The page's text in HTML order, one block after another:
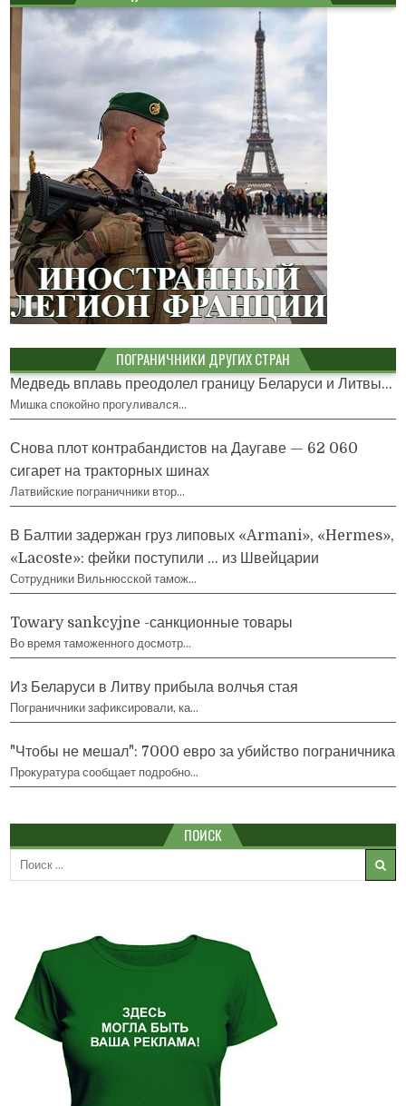
ПОГРАНИЧНИКИ ДРУГИХ СТРАН
Медведь вплавь преодолел границу Беларуси и Литвы...
Мишка спокойно прогуливался…
Снова плот контрабандистов на Даугаве — 62 060
сигарет на тракторных шинах
Латвийские пограничники втор…
В Балтии задержан груз липовых «Armani», «Hermes»,
«Lacoste»: фейки поступили … из Швейцарии
Сотрудники Вильнюсской тамож…
Towary sankcyjne -санкционные товары
Во время таможенного досмотр…
Из Беларуси в Литву прибыла волчья стая
Пограничники зафиксировали, ка…
"Чтобы не мешал": 7000 евро за убийство пограничника
Прокуратура сообщает подробно…
ПОИСК